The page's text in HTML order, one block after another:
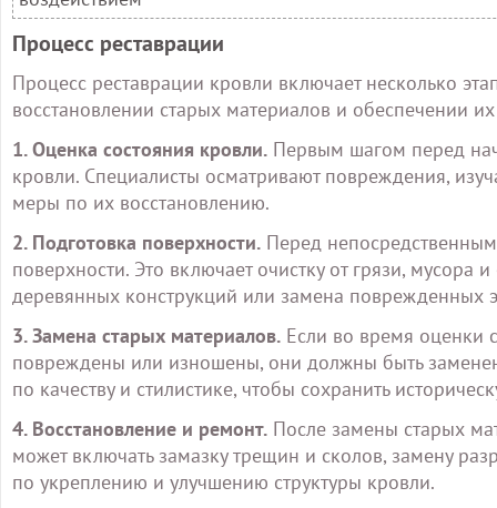
Процесс реставрации
Процесс реставрации кровли включает несколько
восстановлении старых материалов и обеспечении
1. Оценка состояния кровли. Первым шагом перед
кровли. Специалисты осматривают повреждения,
меры по их восстановлению.
2. Подготовка поверхности. Перед
поверхности. Это включает очистку от грязи,
деревянных конструкций или замена поврежденных
3. Замена старых материалов. Если во время оценки
повреждены или изношены, они должны быть
по качеству и стилистике, чтобы сохранить
4. Восстановление и ремонт. После замены старых
может включать замазку трещин и сколов, замену
по укреплению и улучшению структуры кровли.